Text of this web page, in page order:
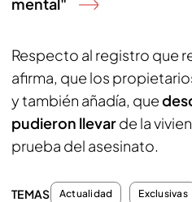
Respecto al registro que
afirma, que los
y también añadía, que
pudieron llevarde la
prueba del asesinato.
TEMAS Actualidad Exclusivas